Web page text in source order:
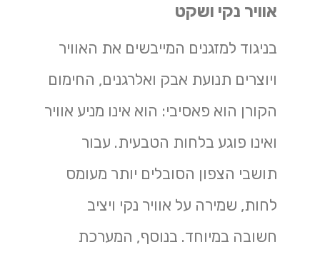
אוויר נקי ושקט
בניגוד למזגנים המייבשים את האוויר
ויוצרים תנועת אבק ואלרגנים, החימום
הקורן הוא פאסיבי: הוא אינו מניע אוויר
ואינו פוגע בלחות הטבעית. עבור
תושבי הצפון הסובלים יותר מעומס
לחות, שמירה על אוויר נקי ויציב
חשובה במיוחד. בנוסף, המערכת